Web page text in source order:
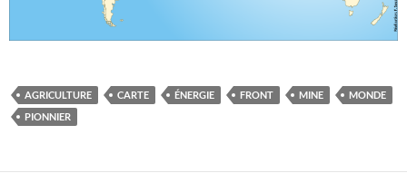
AGRICULTURE CARTE ÉNERGIE FRONT MINE
MONDE
PIONNIER